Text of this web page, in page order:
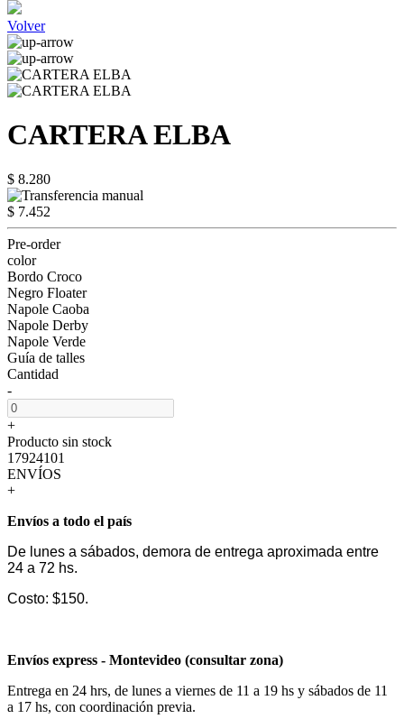
Volver
CARTERA ELBA
$ 8.280
$ 7.452
Pre-order
color
Bordo Croco
Negro Floater
Napole Caoba
Napole Derby
Napole Verde
Guía de talles
Cantidad
-
+
Producto sin stock
17924101
ENVÍOS
+
Envíos a todo el país
De lunes a sábados, demora de entrega aproximada entre
24 a 72 hs.
Costo: $150.
Envíos express - Montevideo (consultar zona)
Entrega en 24 hrs, de lunes a viernes de 11 a 19 hs y sábados de 11
a 17 hs, con coordinación previa.